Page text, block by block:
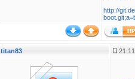
http://
titan83